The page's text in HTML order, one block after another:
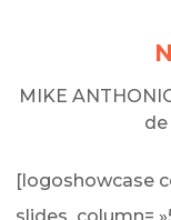
MIKE
[logoshowcase